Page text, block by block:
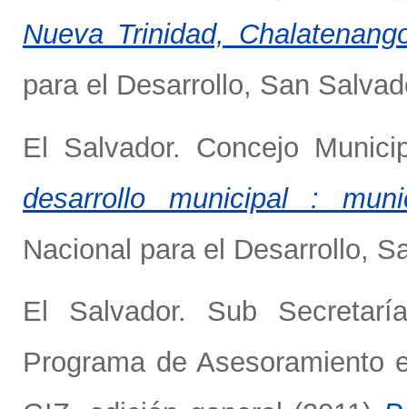
Nueva Trinidad,
para el Desarrollo, San
El Salvador. Concejo
desarrollo municipal :
Nacional para el Desarrollo,
El Salvador. Sub
Programa de Asesoramiento